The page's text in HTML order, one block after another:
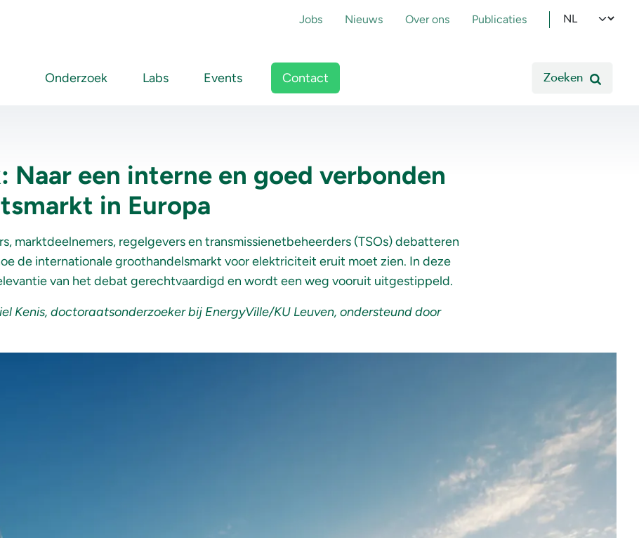
Topmenu
Jobs Nieuws Over ons Publicaties Select your
Onderzoek Labs Events Contact Zoeken
Naar een interne en goed verbonden
in Europa
marktdeelnemers, regelgevers en transmissienetbeheerders (TSOs) debatteren
de internationale groothandelsmarkt voor elektriciteit eruit moet zien. In deze
van het debat gerechtvaardigd en wordt een weg vooruit uitgestippeld.
Kenis, doctoraatsonderzoeker bij EnergyVille/KU Leuven, ondersteund door